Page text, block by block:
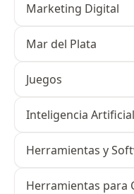
Marketing Digital
Mar del Plata
Juegos
Inteligencia Artificial
Herramientas y
Herramientas para